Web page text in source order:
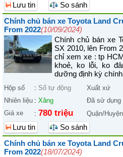
Lưu tin
So sánh
Chính chủ bán xe Toyota Land
From 2022(10/09/2024)
Chính chủ bán xe
SX 2010, lên From
chỉ xem xe : tp
khoẻ, ko lỗi, ko
dưỡng định kỳ
Hộp số : Số tự động Xuất xứ
Nhiên liệu : Xăng Đã sử dụng
Giá xe
: 780 triệu Quận/Huyện
Lưu tin
So sánh
Chính chủ bán xe Toyota Land
From 2022(18/07/2024)